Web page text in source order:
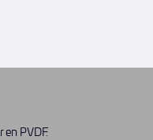
en PVDF.